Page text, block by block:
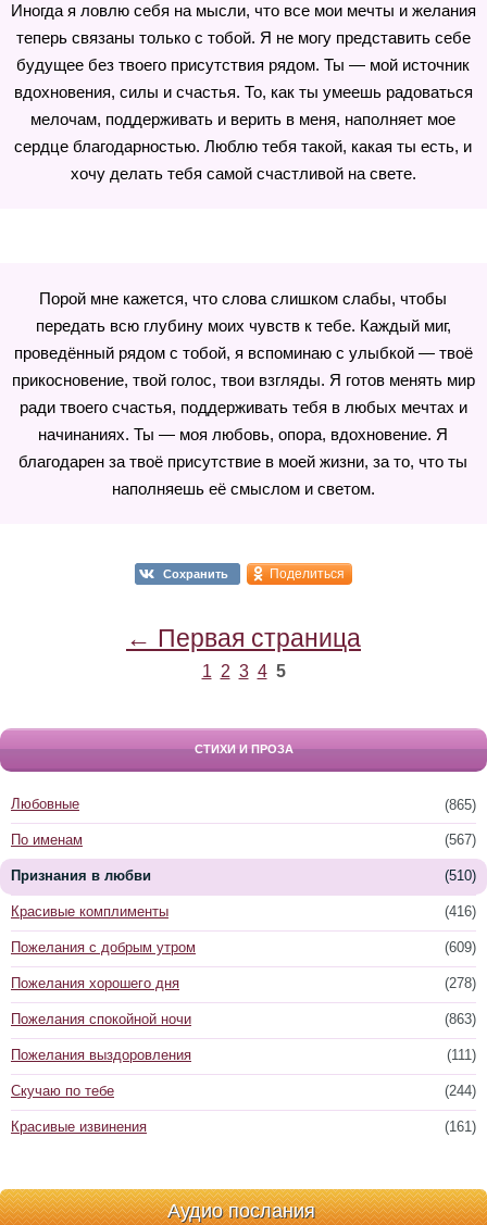
Иногда я ловлю себя на мысли, что все мои мечты и желания
теперь связаны только с тобой. Я не могу представить себе
будущее без твоего присутствия рядом. Ты — мой источник
вдохновения, силы и счастья. То, как ты умеешь радоваться
мелочам, поддерживать и верить в меня, наполняет мое
сердце благодарностью. Люблю тебя такой, какая ты есть, и
хочу делать тебя самой счастливой на свете.
Порой мне кажется, что слова слишком слабы, чтобы
передать всю глубину моих чувств к тебе. Каждый миг,
проведённый рядом с тобой, я вспоминаю с улыбкой — твоё
прикосновение, твой голос, твои взгляды. Я готов менять мир
ради твоего счастья, поддерживать тебя в любых мечтах и
начинаниях. Ты — моя любовь, опора, вдохновение. Я
благодарен за твоё присутствие в моей жизни, за то, что ты
наполняешь её смыслом и светом.
Сохранить Поделиться
← Первая страница
1 2 3 4 5
СТИХИ И ПРОЗА
(865)
Любовные
(567)
По именам
(510)
Признания в любви
(416)
Красивые комплименты
(609)
Пожелания с добрым утром
(278)
Пожелания хорошего дня
(863)
Пожелания спокойной ночи
(111)
Пожелания выздоровления
(244)
Скучаю по тебе
(161)
Красивые извинения
Аудио послания